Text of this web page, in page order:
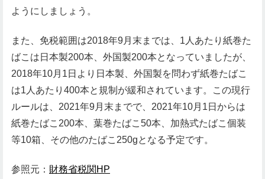
ようにしましょう。
また、免税範囲は2018年9月末までは、1人あたり紙巻た
ばこは日本製200本、外国製200本となっていましたが、
2018年10月1日より日本製、外国製を問わず紙巻たばこ
は1人あたり400本と規制が緩和されています。この現行
ルールは、2021年9月末までで、2021年10月1日からは
紙巻たばこ200本、葉巻たばこ50本、加熱式たばこ個装
等10箱、その他のたばこ250gとなる予定です。
参照元： 財務省税関HP